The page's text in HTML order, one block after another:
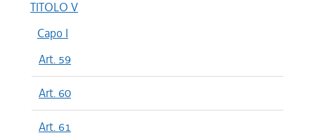
TITOLO V
Capo I
Art. 59
Art. 60
Art. 61